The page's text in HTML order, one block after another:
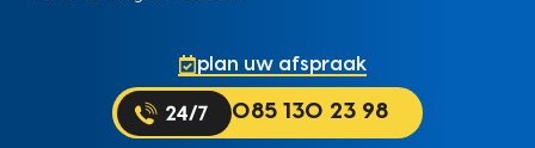
plan uw afspraak
085 130 23 98